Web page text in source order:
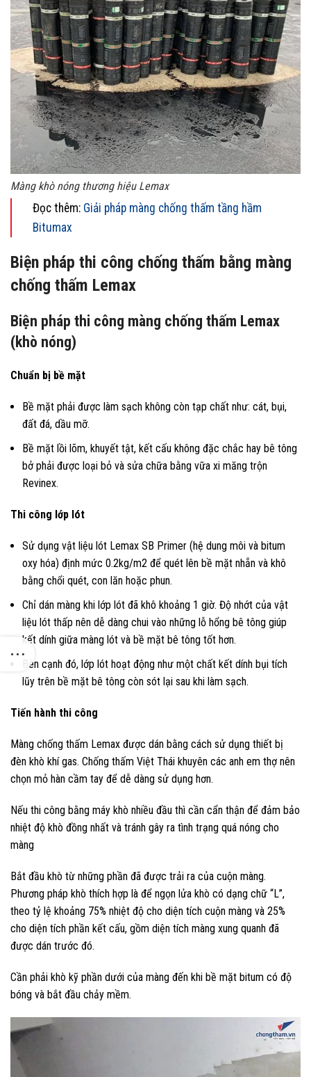
Màng khò nóng thương hiệu Lemax
Đọc thêm: Giải pháp màng chống thấm tầng hầm
Bitumax
Biện pháp thi công chống thấm bằng màng
chống thấm Lemax
Biện pháp thi công màng chống thấm Lemax
(khò nóng)
Chuẩn bị bề mặt
Bề mặt phải được làm sạch không còn tạp chất như: cát, bụi,
đất đá, dầu mỡ.
Bề mặt lồi lõm, khuyết tật, kết cấu không đặc chắc hay bê tông
bở phải được loại bỏ và sửa chữa bằng vữa xi măng trộn
Revinex.
Thi công lớp lót
Sử dụng vật liệu lót Lemax SB Primer (hệ dung môi và bitum
oxy hóa) định mức 0.2kg/m2 để quét lên bề mặt nhẵn và khô
bằng chổi quét, con lăn hoặc phun.
Chỉ dán màng khi lớp lót đã khô khoảng 1 giờ. Độ nhớt của vật
liệu lót thấp nên dễ dàng chui vào những lỗ hổng bê tông giúp
kết dính giữa màng lót và bề mặt bê tông tốt hơn.
Bên cạnh đó, lớp lót hoạt động như một chất kết dính bụi tích
lũy trên bề mặt bê tông còn sót lại sau khi làm sạch.
Tiến hành thi công
Màng chống thấm Lemax được dán bằng cách sử dụng thiết bị
đèn khò khí gas. Chống thấm Việt Thái khuyên các anh em thợ nên
chọn mỏ hàn cầm tay để dễ dàng sử dụng hơn.
Nếu thi công bằng máy khò nhiều đầu thì cần cẩn thận để đảm bảo
nhiệt độ khò đồng nhất và tránh gây ra tình trạng quá nóng cho
màng
Bắt đầu khò từ những phần đã được trải ra của cuộn màng.
Phương pháp khò thích hợp là để ngọn lửa khò có dạng chữ “L”,
theo tỷ lệ khoảng 75% nhiệt độ cho diện tích cuộn màng và 25%
cho diện tích phần kết cấu, gồm diện tích màng xung quanh đã
được dán trước đó.
Cần phải khò kỹ phần dưới của màng đến khi bề mặt bitum có độ
bóng và bắt đầu chảy mềm.